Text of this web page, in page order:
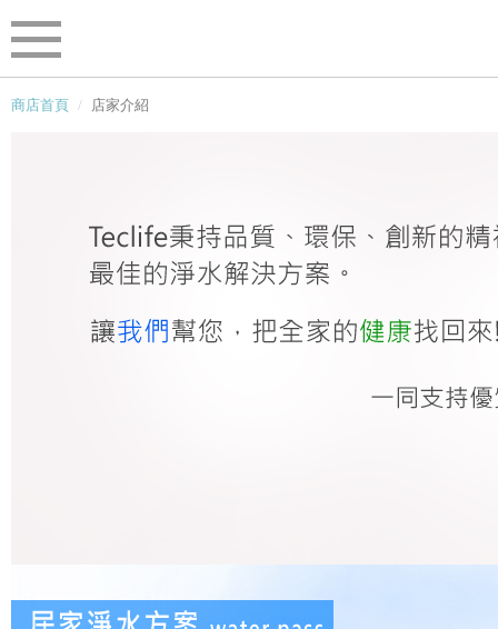
商店首頁 店家介紹